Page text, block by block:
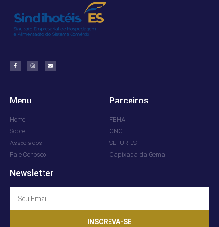
Menu
Home
Sobre
Associados
Fale Conosco
Parceiros
FBHA
CNC
SETUR-ES
Capixaba da Gema
Newsletter
INSCREVA-SE